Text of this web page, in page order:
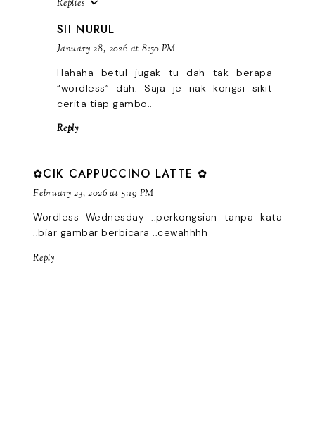
Replies
SII NURUL
January 28, 2026 at 8:50 PM
Hahaha betul jugak tu dah tak berapa
“wordless” dah. Saja je nak kongsi sikit
cerita tiap gambo..
Reply
✿CIK CAPPUCCINO LATTE ✿
February 23, 2026 at 5:19 PM
Wordless Wednesday ..perkongsian tanpa kata
..biar gambar berbicara ..cewahhhh
Reply